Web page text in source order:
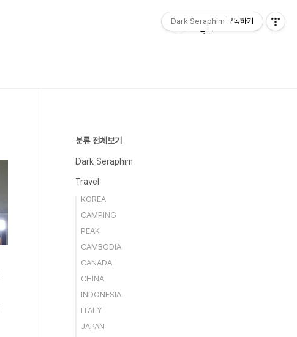
분류 전체보기
Dark Seraphim
Travel
KOREA
CAMPING
PEAK
CAMBODIA
CANADA
CHINA
INDONESIA
ITALY
JAPAN
Dark Seraphim 구독하기